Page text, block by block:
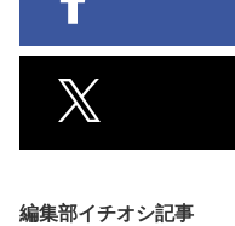
編集部イチオシ記事